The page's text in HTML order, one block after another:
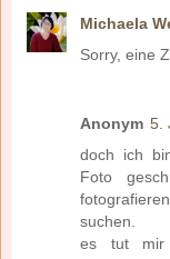
Michaela
Sorry, eine
Anonym 5.
doch ich
Foto
suchen.
es tut mir